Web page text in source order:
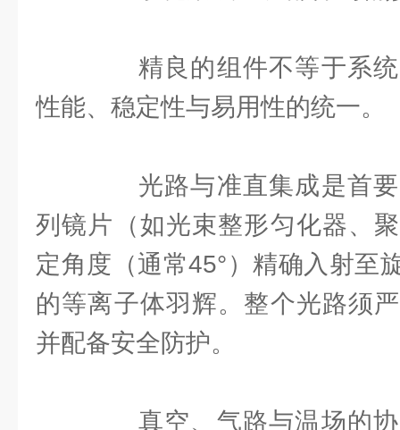
精良的组件不等于系统
性能、稳定性与易用性的统一。
光路与准直集成是首要
列镜片（如光束整形匀化器、
定角度（通常45°）精确入射至
的等离子体羽辉。整个光路须
并配备安全防护。
真空、气路与温场的协